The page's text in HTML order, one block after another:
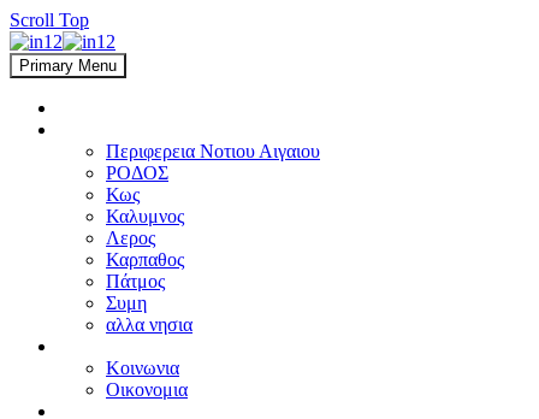
Scroll Top
Primary Menu
Περιφερεια Νοτιου Αιγαιου
ΡΟΔΟΣ
Κως
Καλυμνος
Λερος
Καρπαθος
Πάτμος
Συμη
αλλα νησια
Κοινωνια
Οικονομια